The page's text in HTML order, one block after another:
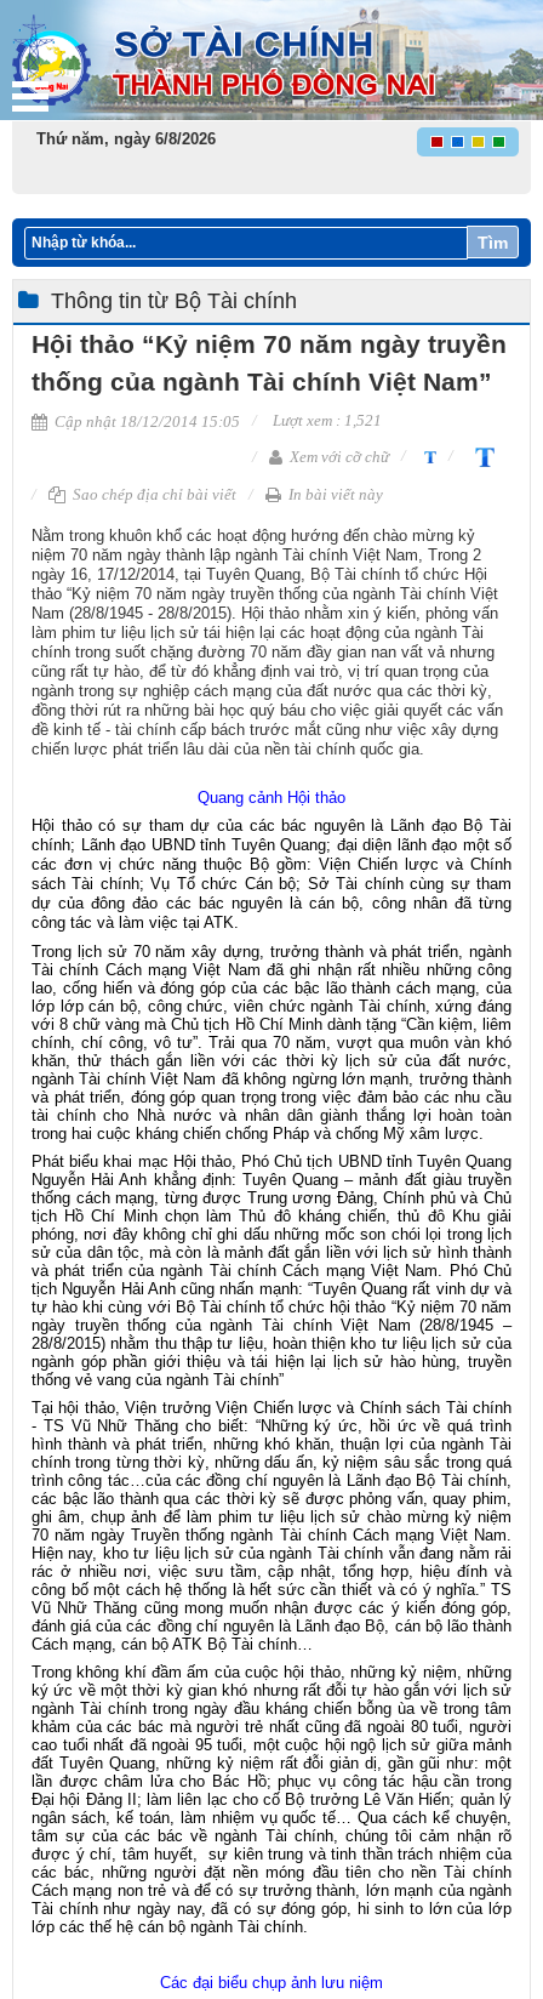
Thứ năm, ngày 6/8/2026
Tìm
Thông tin từ Bộ Tài chính
Hội thảo “Kỷ niệm 70 năm ngày truyền
thống của ngành Tài chính Việt Nam”
Cập nhật 18/12/2014 15:05
Lượt xem : 1,521
Xem với cỡ chữ
Sao chép địa chỉ bài viết In bài viết này
Nằm trong khuôn khổ các hoạt động hướng đến chào mừng kỷ
niệm 70 năm ngày thành lập ngành Tài chính Việt Nam, Trong 2
ngày 16, 17/12/2014, tại Tuyên Quang, Bộ Tài chính tổ chức Hội
thảo “Kỷ niệm 70 năm ngày truyền thống của ngành Tài chính Việt
Nam (28/8/1945 - 28/8/2015). Hội thảo nhằm xin ý kiến, phỏng vấn
làm phim tư liệu lịch sử tái hiện lại các hoạt động của ngành Tài
chính trong suốt chặng đường 70 năm đầy gian nan vất vả nhưng
cũng rất tự hào, để từ đó khẳng định vai trò, vị trí quan trọng của
ngành trong sự nghiệp cách mạng của đất nước qua các thời kỳ,
đồng thời rút ra những bài học quý báu cho việc giải quyết các vấn
đề kinh tế - tài chính cấp bách trước mắt cũng như việc xây dựng
chiến lược phát triển lâu dài của nền tài chính quốc gia.
Quang cảnh Hội thảo
Hội thảo có sự tham dự của các bác nguyên là Lãnh đạo Bộ Tài
chính; Lãnh đạo UBND tỉnh Tuyên Quang; đại diện lãnh đạo một số
các đơn vị chức năng thuộc Bộ gồm: Viện Chiến lược và Chính
sách Tài chính; Vụ Tổ chức Cán bộ; Sở Tài chính cùng sự tham
dự của đông đảo các bác nguyên là cán bộ, công nhân đã từng
công tác và làm việc tại ATK.
Trong lịch sử 70 năm xây dựng, trưởng thành và phát triển, ngành
Tài chính Cách mạng Việt Nam đã ghi nhận rất nhiều những công
lao, cống hiến và đóng góp của các bậc lão thành cách mạng, của
lớp lớp cán bộ, công chức, viên chức ngành Tài chính, xứng đáng
với 8 chữ vàng mà Chủ tịch Hồ Chí Minh dành tặng “Cần kiệm, liêm
chính, chí công, vô tư”. Trải qua 70 năm, vượt qua muôn vàn khó
khăn, thử thách gắn liền với các thời kỳ lịch sử của đất nước,
ngành Tài chính Việt Nam đã không ngừng lớn mạnh, trưởng thành
và phát triển, đóng góp quan trọng trong việc đảm bảo các nhu cầu
tài chính cho Nhà nước và nhân dân giành thắng lợi hoàn toàn
trong hai cuộc kháng chiến chống Pháp và chống Mỹ xâm lược.
Phát biểu khai mạc Hội thảo, Phó Chủ tịch UBND tỉnh Tuyên Quang
Nguyễn Hải Anh khẳng định: Tuyên Quang – mảnh đất giàu truyền
thống cách mạng, từng được Trung ương Đảng, Chính phủ và Chủ
tịch Hồ Chí Minh chọn làm Thủ đô kháng chiến, thủ đô Khu giải
phóng, nơi đây không chỉ ghi dấu những mốc son chói lọi trong lịch
sử của dân tộc, mà còn là mảnh đất gắn liền với lịch sử hình thành
và phát triển của ngành Tài chính Cách mạng Việt Nam. Phó Chủ
tịch Nguyễn Hải Anh cũng nhấn mạnh: “Tuyên Quang rất vinh dự và
tự hào khi cùng với Bộ Tài chính tổ chức hội thảo “Kỷ niệm 70 năm
ngày truyền thống của ngành Tài chính Việt Nam (28/8/1945 –
28/8/2015) nhằm thu thập tư liệu, hoàn thiện kho tư liệu lịch sử của
ngành góp phần giới thiệu và tái hiện lại lịch sử hào hùng, truyền
thống vẻ vang của ngành Tài chính”
Tại hội thảo, Viện trưởng Viện Chiến lược và Chính sách Tài chính
- TS Vũ Nhữ Thăng cho biết: “Những ký ức, hồi ức về quá trình
hình thành và phát triển, những khó khăn, thuận lợi của ngành Tài
chính trong từng thời kỳ, những dấu ấn, kỷ niệm sâu sắc trong quá
trình công tác…của các đồng chí nguyên là Lãnh đạo Bộ Tài chính,
các bậc lão thành qua các thời kỳ sẽ được phỏng vấn, quay phim,
ghi âm, chụp ảnh để làm phim tư liệu lịch sử chào mừng kỷ niệm
70 năm ngày Truyền thống ngành Tài chính Cách mạng Việt Nam.
Hiện nay, kho tư liệu lịch sử của ngành Tài chính vẫn đang nằm rải
rác ở nhiều nơi, việc sưu tầm, cập nhật, tổng hợp, hiệu đính và
công bố một cách hệ thống là hết sức cần thiết và có ý nghĩa.” TS
Vũ Nhữ Thăng cũng mong muốn nhận được các ý kiến đóng góp,
đánh giá của các đồng chí nguyên là Lãnh đạo Bộ, cán bộ lão thành
Cách mạng, cán bộ ATK Bộ Tài chính…
Trong không khí đầm ấm của cuộc hội thảo, những kỷ niệm, những
ký ức về một thời kỳ gian khó nhưng rất đỗi tự hào gắn với lịch sử
ngành Tài chính trong ngày đầu kháng chiến bỗng ùa về trong tâm
khảm của các bác mà người trẻ nhất cũng đã ngoài 80 tuổi, người
cao tuổi nhất đã ngoài 95 tuổi, một cuộc hội ngộ lịch sử giữa mảnh
đất Tuyên Quang, những kỷ niệm rất đỗi giản dị, gần gũi như: một
lần được châm lửa cho Bác Hồ; phục vụ công tác hậu cần trong
Đại hội Đảng II; làm liên lạc cho cố Bộ trưởng Lê Văn Hiến; quản lý
ngân sách, kế toán, làm nhiệm vụ quốc tế… Qua cách kể chuyện,
tâm sự của các bác về ngành Tài chính, chúng tôi cảm nhận rõ
được ý chí, tâm huyết, sự kiên trung và tinh thần trách nhiệm của
các bác, những người đặt nền móng đầu tiên cho nền Tài chính
Cách mạng non trẻ và để có sự trưởng thành, lớn mạnh của ngành
Tài chính như ngày nay, đã có sự đóng góp, hi sinh to lớn của lớp
lớp các thế hệ cán bộ ngành Tài chính.
Các đại biểu chụp ảnh lưu niệm